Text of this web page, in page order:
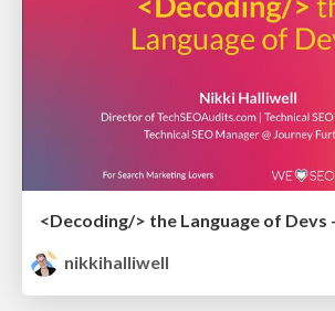
nikkihalliwell